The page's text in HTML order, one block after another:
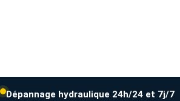
Dépannage hydraulique 24h/24 et 7j/7